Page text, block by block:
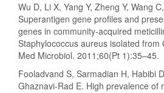
Wu D, Li X, Yang Y, Zheng Y, Wang
Superantigen gene profiles and
genes in community-acquired
Staphylococcus aureus isolated from
Med Microbiol. 2011;60(Pt 1):35–45.
Fooladvand S, Sarmadian H, Habibi
Ghaznavi-Rad E. High prevalence of